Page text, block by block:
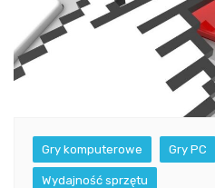
Gry komputerowe Gry PC
Wydajność sprzętu